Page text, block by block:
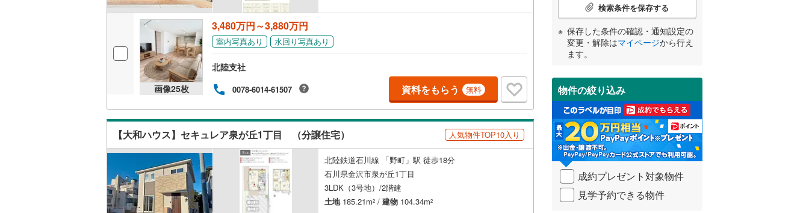
画像25枚
3,480万円～3,880万円
室内写真あり 水回り写真あり
北陸支社
0078-6014-61507 資料をもらう 無料
【大和ハウス】セキュレア泉が丘1丁目 （分譲住宅） 人気物件TOP10入り
北陸鉄道石川線 「野町」駅 徒歩18分
石川県金沢市泉が丘1丁目
3LDK（3号地）/2階建
土地185.21m2 / 建物 104.34m2
条
件
受
け
取
る
・
条
件
を
イ
ペ
検索条件を保存する
保存した条件の確認・通知設定の
変更・解除はマイページから行え
ます。
物件の絞り込み
成約プレゼント対象物件
見学予約できる物件
最寄りの駅が始発駅 小学校まで1km以内（ 0）
バリアフリー住宅（1 間取り変更可能
平屋・1階建て（0） 3階建て以上（0）
サービスルーム（納戸）（
キッチン
独立型キッチン 対面キッチン